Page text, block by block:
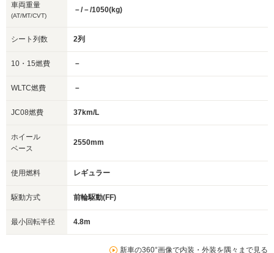
車両重量
(AT/MT/CVT)
－/－/1050(kg)
シート列数 2列
10・15燃費 －
WLTC燃費 －
JC08燃費 37km/L
ホイール
ベース
2550mm
使用燃料 レギュラー
駆動方式 前輪駆動(FF)
最小回転半径 4.8m
新車の360°画像で内装・外装を隅々まで見る